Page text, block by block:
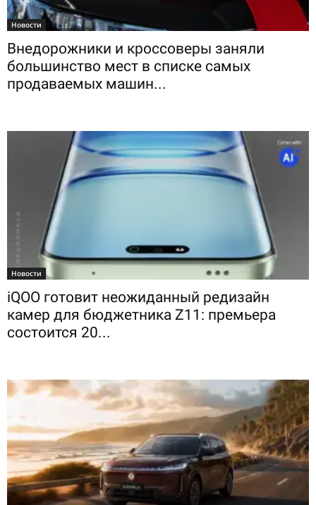
Новости
Внедорожники и кроссоверы заняли
большинство мест в списке самых
продаваемых машин...
Новости
iQOO готовит неожиданный редизайн
камер для бюджетника Z11: премьера
состоится 20...